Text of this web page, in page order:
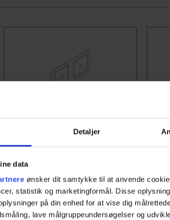
Detaljer
data
ønsker dit samtykke til at anvende
statistik og marketingformål. Disse
på din enhed for at vise dig
lave målgruppeundersøgelser og
Eine große Drucktaste (14 × 7 cm)
höhenverstellbare Flexi-
Küchenarbeitsplattenlift,
entwickelt für eine einfache und
jede